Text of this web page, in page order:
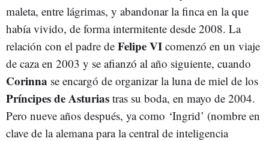
maleta, entre lágrimas, y abandonar la finca en la que
había vivido, de forma intermitente desde 2008. La
relación con el padre de Felipe VI comenzó en un viaje
de caza en 2003 y se afianzó al año siguiente, cuando
Corinna se encargó de organizar la luna de miel de los
Príncipes de Asturias tras su boda, en mayo de 2004.
Pero nueve años después, ya como ‘Ingrid’ (nombre en
clave de la alemana para la central de inteligencia